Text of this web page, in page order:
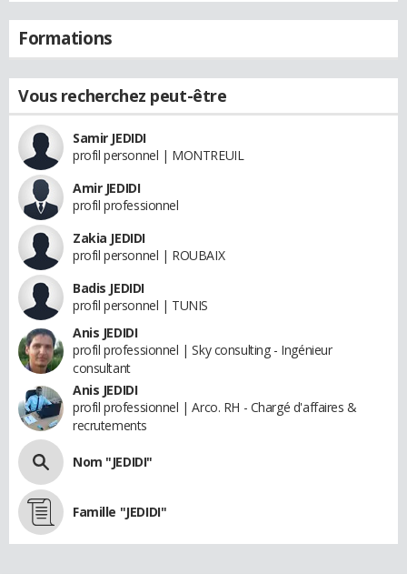
Formations
Vous recherchez peut-être
Samir JEDIDI
profil personnel | MONTREUIL
Amir JEDIDI
profil professionnel
Zakia JEDIDI
profil personnel | ROUBAIX
Badis JEDIDI
profil personnel | TUNIS
Anis JEDIDI
profil professionnel | Sky consulting - Ingénieur
consultant
Anis JEDIDI
profil professionnel | Arco. RH - Chargé d'affaires &
recrutements
Nom "JEDIDI"
Famille "JEDIDI"